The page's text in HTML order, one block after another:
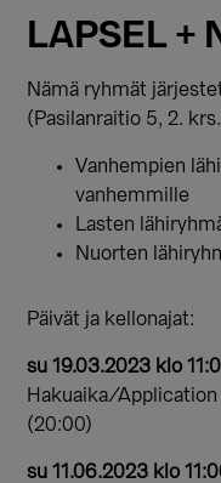
LAPSEL +
Nämä ryhmät
(Pasilanraitio 5, 2.
Vanhempien
vanhemmille
Lasten
Nuorten
Päivät ja kellonajat:
su 19.03.2023 klo
Hakuaika/Application
(20:00)
su 11.06.2023 klo